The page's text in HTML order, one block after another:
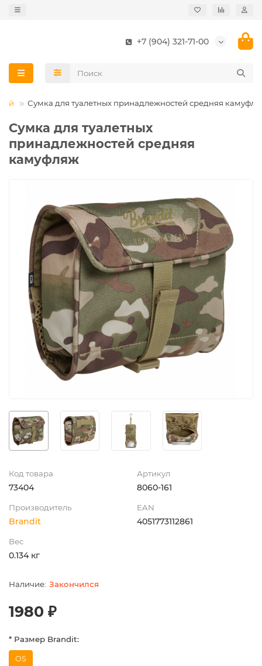
+7 (904) 321-71-00
Сумка для туалетных принадлежностей средняя
Сумка для туалетных
принадлежностей средняя
камуфляж
Код товара
73404
Артикул
8060-161
Производитель
Brandit
EAN
4051773112861
Вес
0.134 кг
Закончился
1980 ₽
* Размер Brandit:
OS